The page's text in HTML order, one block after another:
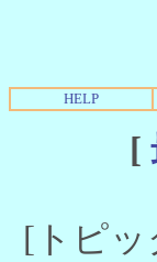
HELP
[
[トピッ